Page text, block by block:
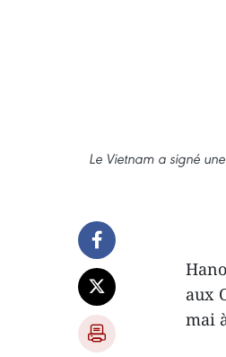
Le Vietnam a signé
aux
mai